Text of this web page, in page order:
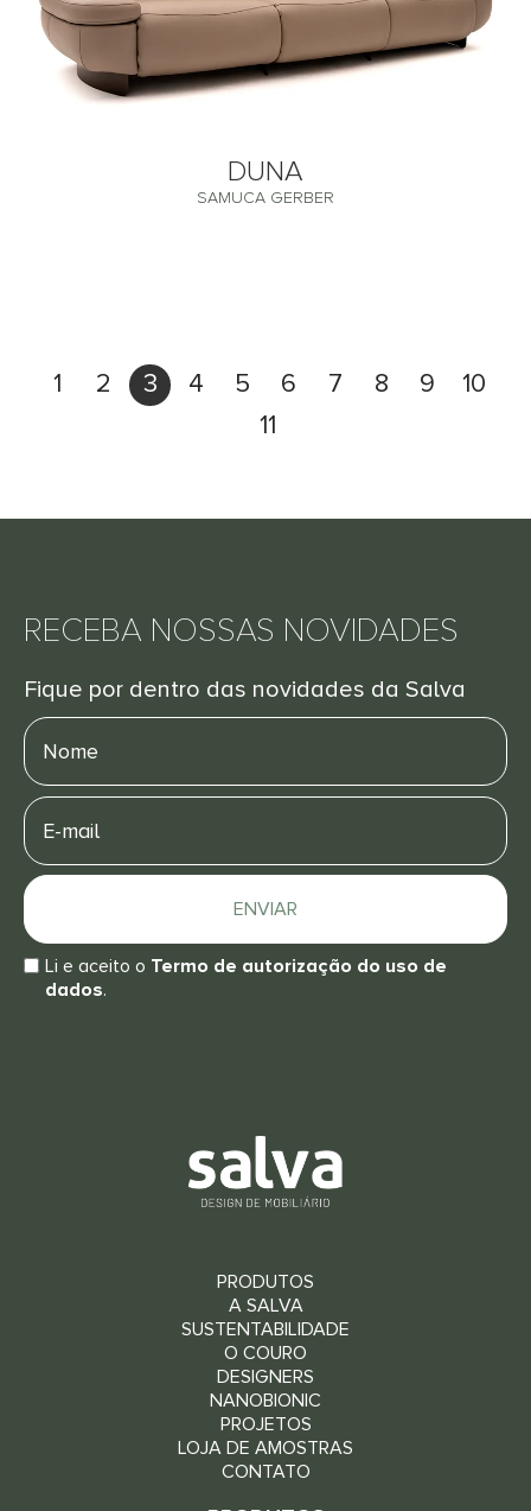
DUNA
SAMUCA GERBER
1 2 3 4 5 6 7 8 9
10
11
RECEBA NOSSAS NOVIDADES
Fique por dentro das novidades da Salva
Nome
E-
mail
ENVIAR
Li e aceito o Termo de autorização do uso de
dados.
PRODUTOS
A SALVA
SUSTENTABILIDADE
O COURO
DESIGNERS
NANOBIONIC
PROJETOS
LOJA DE AMOSTRAS
CONTATO